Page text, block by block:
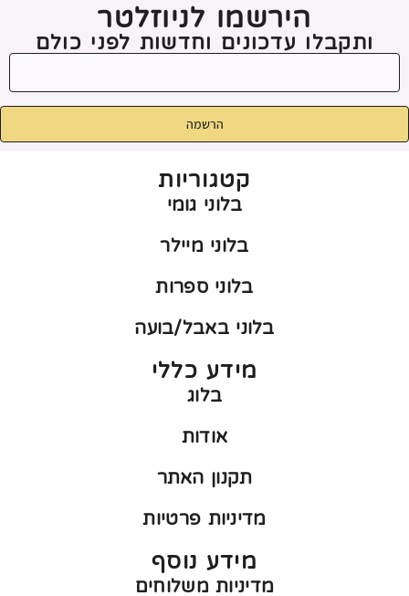
הירשמו לניוזלטר
ותקבלו עדכונים וחדשות לפני כולם
הרשמה
קטגוריות
בלוני גומי
בלוני מיילר
בלוני ספרות
בלוני באבל/בועה
מידע כללי
בלוג
אודות
תקנון האתר
מדיניות פרטיות
מידע נוסף
מדיניות משלוחים